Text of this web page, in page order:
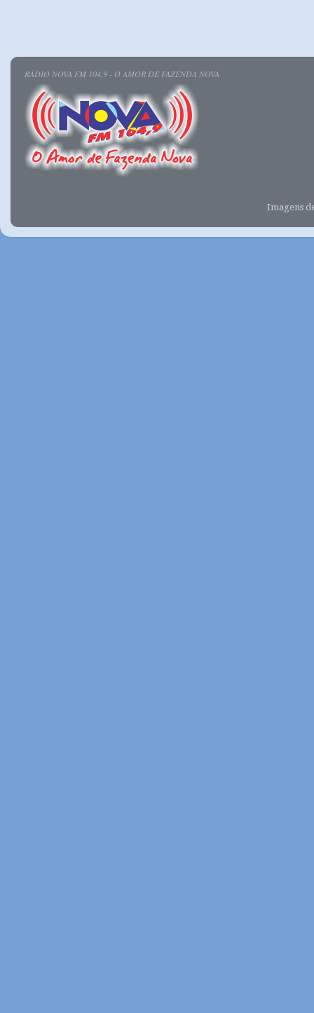
RÁDIO NOVA FM 104,9 - O AMOR DE FAZENDA NOVA
Imagens